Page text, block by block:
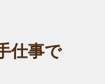
仕事で